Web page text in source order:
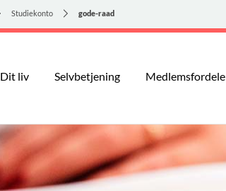
Studiekonto gode-raad
Dit liv Selvbetjening Medlemsfordele